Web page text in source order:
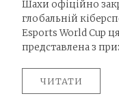
Шахи офіційно
глобальній
Esports World Cup
представлена з
ЧИТАТИ